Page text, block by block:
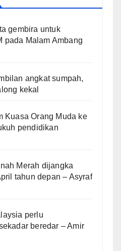
gembira untuk
pada Malam Ambang
angkat sumpah,
kekal
Kuasa Orang Muda ke
pendidikan
Merah dijangka
tahun depan – Asyraf
perlu
beredar – Amir